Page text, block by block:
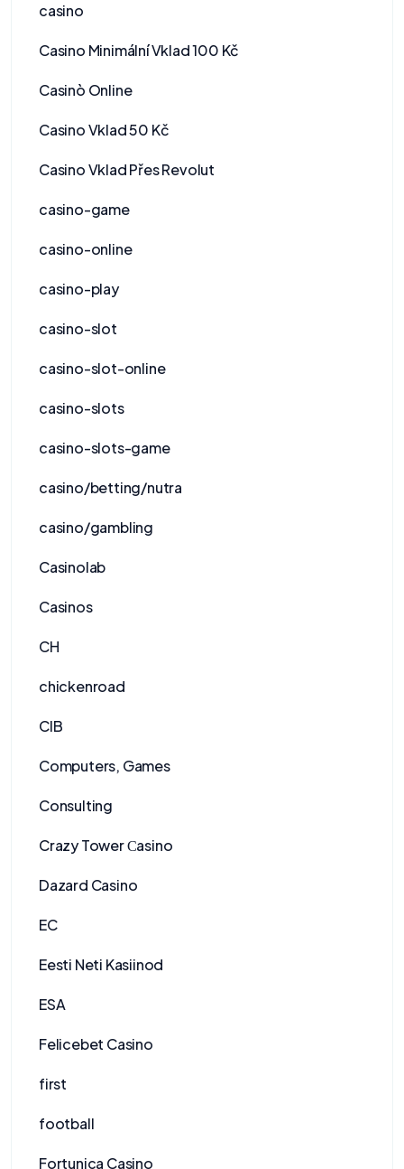
casino
Casino Minimální Vklad 100 Kč
Casinò Online
Casino Vklad 50 Kč
Casino Vklad Přes Revolut
casino-game
casino-online
casino-play
casino-slot
casino-slot-online
casino-slots
casino-slots-game
casino/betting/nutra
casino/gambling
Casinolab
Casinos
CH
chickenroad
CIB
Computers, Games
Consulting
Crazy Tower Сasino
Dazard Casino
EC
Eesti Neti Kasiinod
ESA
Felicebet Casino
first
football
Fortunica Casino